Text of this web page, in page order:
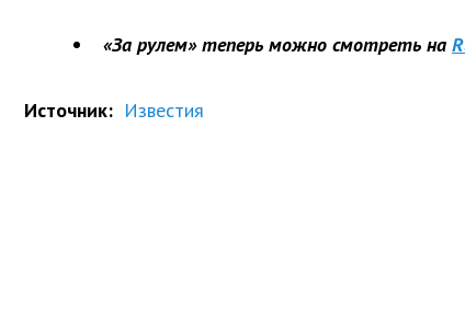
«За рулем» теперь можно смотреть на
Источник: Известия